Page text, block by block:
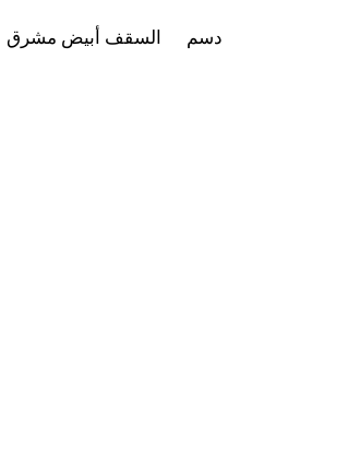
السقف أبيض مشرق دسم